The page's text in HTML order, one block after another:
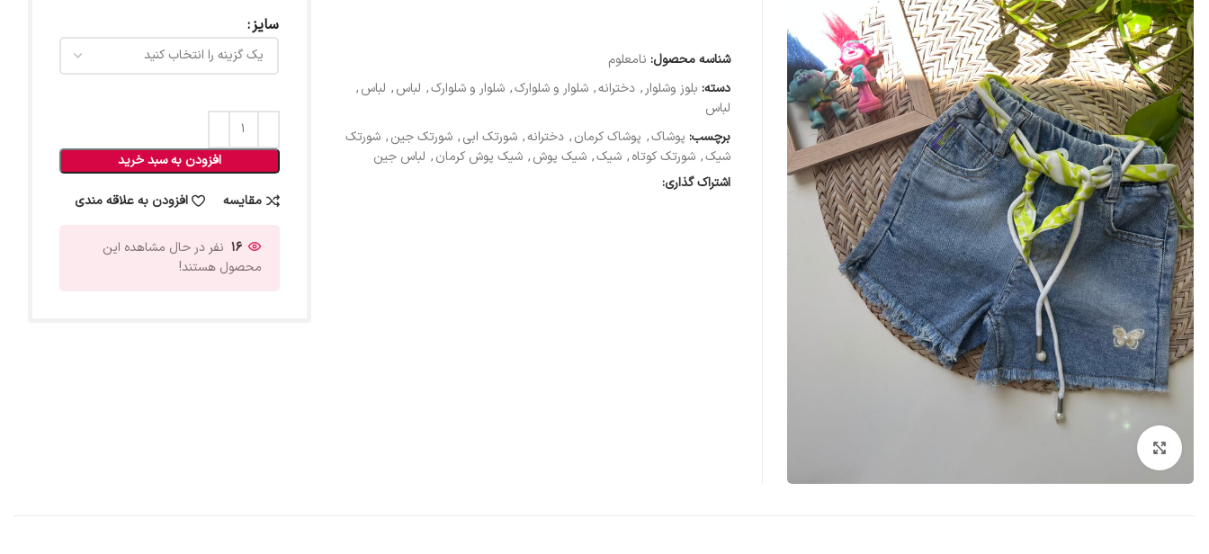
شناسه محصول: نامعلوم
دسته: بلوز وشلوار , دخترانه, شلوار و شلوارک, شلوار و شلوارک, لباس, لباس,
لباس
برچسب: پوشاک, پوشاک کرمان, دخترانه, شورتک ابی, شورتک جین, شورتک
شیک, شورتک کوتاه, شیک, شیک پوش, شیک پوش کرمان, لباس جین
اشتراک گذاری:
سایز
افزودن به سبد خرید
مقایسه افزودن به علاقه مندی
16 نفر در حال مشاهده این
محصول هستند!